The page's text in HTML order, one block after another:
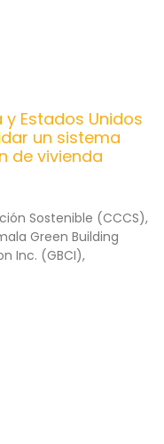
Estados Unidos
un sistema
de vivienda
Sostenible (CCCS),
Green Building
Inc. (GBCI),